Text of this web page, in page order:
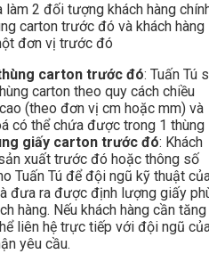
làm 2 đối tượng khách hàng
carton trước đó và khách hàng
đơn vị trước đó
carton trước đó: Tuấn Tú
carton theo quy cách chiều
(theo đơn vị cm hoặc mm) và
có thể chứa được trong 1 thùng
giấy carton trước đó: Khách
xuất trước đó hoặc thông số
Tuấn Tú để đội ngũ kỹ thuật
đưa ra được định lượng giấy
hàng. Nếu khách hàng cần tăng
liên hệ trực tiếp với đội ngũ
yêu cầu.